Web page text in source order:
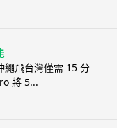
繩飛台灣僅需 15 分
將 5...